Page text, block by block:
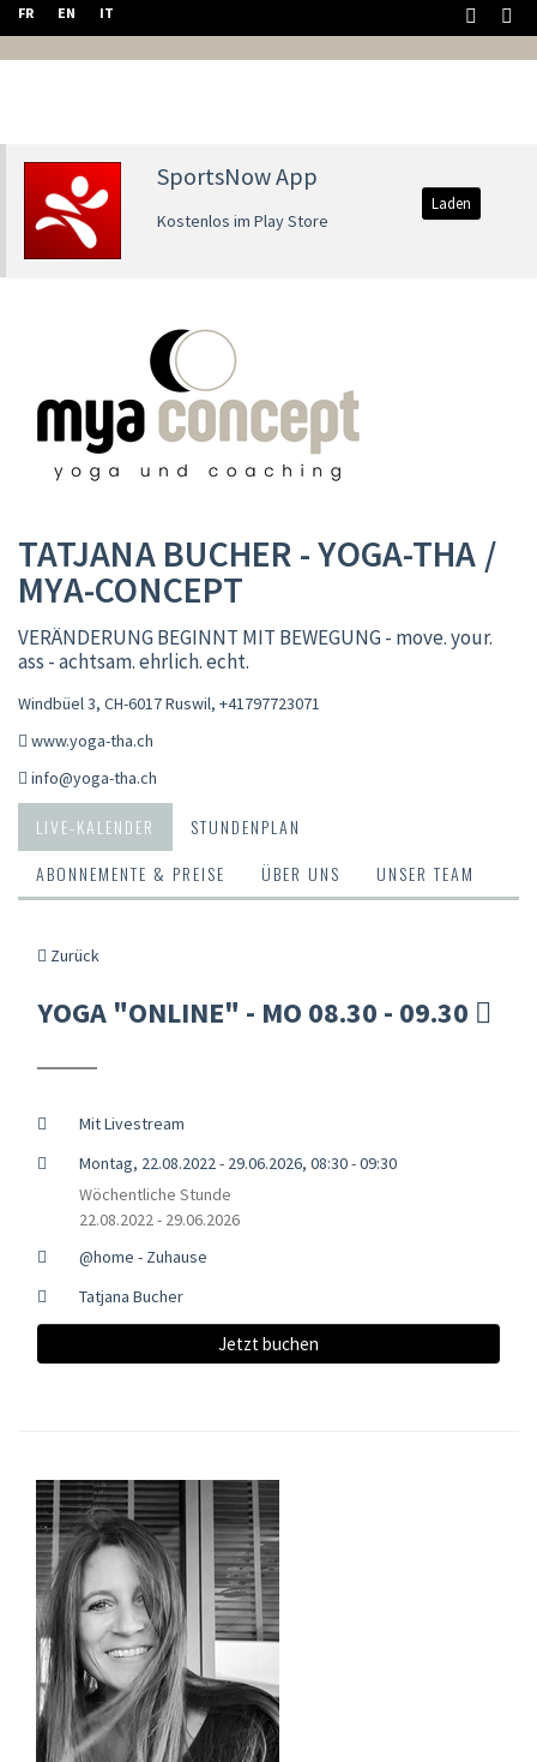
FR EN IT
SportsNow App
Kostenlos im Play Store
Laden
TATJANA BUCHER - YOGA-THA /
MYA-CONCEPT
VERÄNDERUNG BEGINNT MIT BEWEGUNG - move. your.
ass - achtsam. ehrlich. echt.
Windbüel 3, CH-6017 Ruswil, +41797723071
www.yoga-tha.ch
info@yoga-tha.ch
LIVE-KALENDER
STUNDENPLAN
ABONNEMENTE & PREISE
ÜBER UNS UNSER TEAM
Zurück
YOGA "ONLINE" - MO 08.30 - 09.30
Mit Livestream
Montag, 22.08.2022 - 29.06.2026, 08:30 - 09:30
Wöchentliche Stunde
22.08.2022 - 29.06.2026
@home - Zuhause
Tatjana Bucher
Jetzt buchen